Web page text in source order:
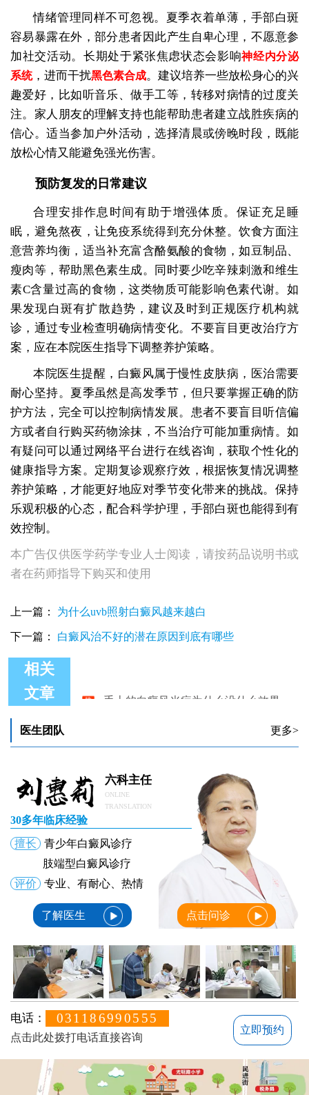
情绪管理同样不可忽视。夏季衣着单薄，手部白斑
容易暴露在外，部分患者因此产生自卑心理，不愿意参
加社交活动。长期处于紧张焦虑状态会影响神经内分泌
系统，进而干扰黑色素合成。建议培养一些放松身心的兴
趣爱好，比如听音乐、做手工等，转移对病情的过度关
注。家人朋友的理解支持也能帮助患者建立战胜疾病的
信心。适当参加户外活动，选择清晨或傍晚时段，既能
放松心情又能避免强光伤害。
预防复发的日常建议
合理安排作息时间有助于增强体质。保证充足睡
眠，避免熬夜，让免疫系统得到充分休整。饮食方面注
意营养均衡，适当补充富含酪氨酸的食物，如豆制品、
瘦肉等，帮助黑色素生成。同时要少吃辛辣刺激和维生
素C含量过高的食物，这类物质可能影响色素代谢。如
果发现白斑有扩散趋势，建议及时到正规医疗机构就
诊，通过专业检查明确病情变化。不要盲目更改治疗方
案，应在本院医生指导下调整养护策略。
本院医生提醒，白癜风属于慢性皮肤病，医治需要
耐心坚持。夏季虽然是高发季节，但只要掌握正确的防
护方法，完全可以控制病情发展。患者不要盲目听信偏
方或者自行购买药物涂抹，不当治疗可能加重病情。如
有疑问可以通过网络平台进行在线咨询，获取个性化的
健康指导方案。定期复诊观察疗效，根据恢复情况调整
养护策略，才能更好地应对季节变化带来的挑战。保持
乐观积极的心态，配合科学护理，手部白斑也能得到有
效控制。
本广告仅供医学药学专业人士阅读，请按药品说明书或
者在药师指导下购买和使用
上一篇： 为什么uvb照射白癜风越来越白
下一篇： 白癜风治不好的潜在原因到底有哪些
相关
文章
手上的白斑做皮肤ct显示色素减退是怎么回事
手上的白癜风面积偏大可以做手术吗
医生团队 更多>
六科主任
ONLINE
TRANSLATION
30多年临床经验
擅长
青少年白癜风诊疗
肢端型白癜风诊疗
评价
专业、有耐心、热情
了解医生 点击问诊
电话： 031186990555
点击此处拨打电话直接咨询
立即预约